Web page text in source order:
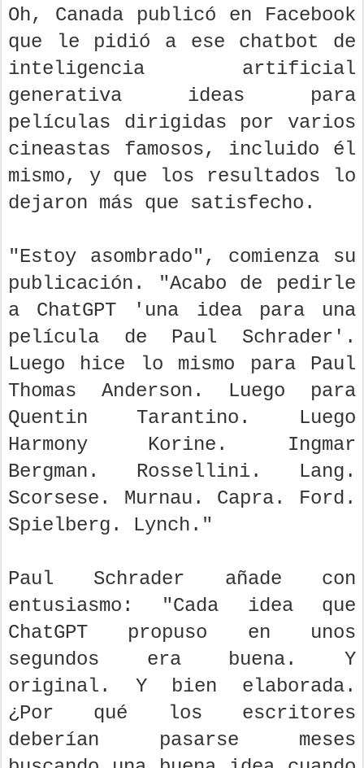
Oh, Canada publicó en Facebook
que le pidió a ese chatbot de
inteligencia artificial
generativa ideas para
películas dirigidas por varios
cineastas famosos, incluido él
mismo, y que los resultados lo
dejaron más que satisfecho.
"Estoy asombrado", comienza su
publicación. "Acabo de pedirle
a ChatGPT 'una idea para una
película de Paul Schrader'.
Luego hice lo mismo para Paul
Thomas Anderson. Luego para
Quentin Tarantino. Luego
Harmony Korine. Ingmar
Bergman. Rossellini. Lang.
Scorsese. Murnau. Capra. Ford.
Spielberg. Lynch."
Paul Schrader añade con
entusiasmo: "Cada idea que
ChatGPT propuso en unos
segundos era buena. Y
original. Y bien elaborada.
¿Por qué los escritores
deberían pasarse meses